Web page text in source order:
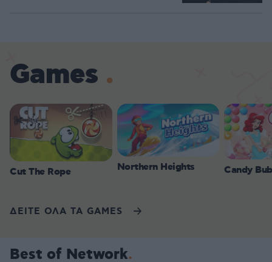
Games
Cut The Rope Northern Heights Candy
ΔΕΙΤΕ ΟΛΑ ΤΑ GAMES
Best of Network